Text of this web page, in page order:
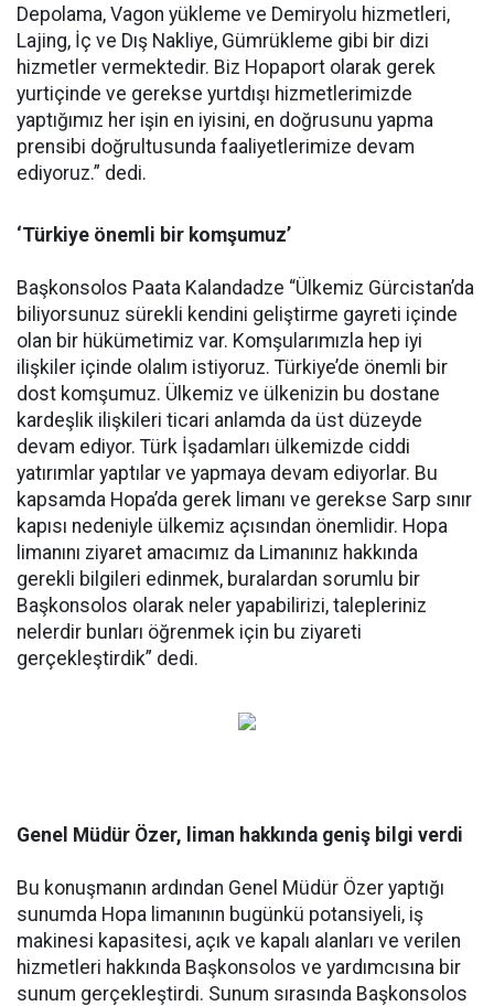
Depolama, Vagon yükleme ve Demiryolu hizmetleri,
Lajing, İç ve Dış Nakliye, Gümrükleme gibi bir dizi
hizmetler vermektedir. Biz Hopaport olarak gerek
yurtiçinde ve gerekse yurtdışı hizmetlerimizde
yaptığımız her işin en iyisini, en doğrusunu yapma
prensibi doğrultusunda faaliyetlerimize devam
ediyoruz.” dedi.
‘Türkiye önemli bir komşumuz’
Başkonsolos Paata Kalandadze “Ülkemiz Gürcistan’da
biliyorsunuz sürekli kendini geliştirme gayreti içinde
olan bir hükümetimiz var. Komşularımızla hep iyi
ilişkiler içinde olalım istiyoruz. Türkiye’de önemli bir
dost komşumuz. Ülkemiz ve ülkenizin bu dostane
kardeşlik ilişkileri ticari anlamda da üst düzeyde
devam ediyor. Türk İşadamları ülkemizde ciddi
yatırımlar yaptılar ve yapmaya devam ediyorlar. Bu
kapsamda Hopa’da gerek limanı ve gerekse Sarp sınır
kapısı nedeniyle ülkemiz açısından önemlidir. Hopa
limanını ziyaret amacımız da Limanınız hakkında
gerekli bilgileri edinmek, buralardan sorumlu bir
Başkonsolos olarak neler yapabilirizi, talepleriniz
nelerdir bunları öğrenmek için bu ziyareti
gerçekleştirdik” dedi.
Genel Müdür Özer, liman hakkında geniş bilgi verdi
Bu konuşmanın ardından Genel Müdür Özer yaptığı
sunumda Hopa limanının bugünkü potansiyeli, iş
makinesi kapasitesi, açık ve kapalı alanları ve verilen
hizmetleri hakkında Başkonsolos ve yardımcısına bir
sunum gerçekleştirdi. Sunum sırasında Başkonsolos